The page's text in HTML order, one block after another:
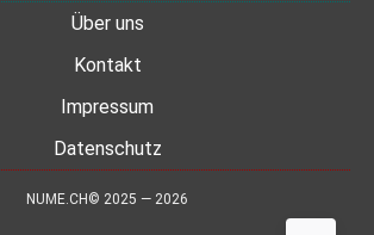
Über uns
Kontakt
Impressum
Datenschutz
NUME.CH© 2025 — 2026